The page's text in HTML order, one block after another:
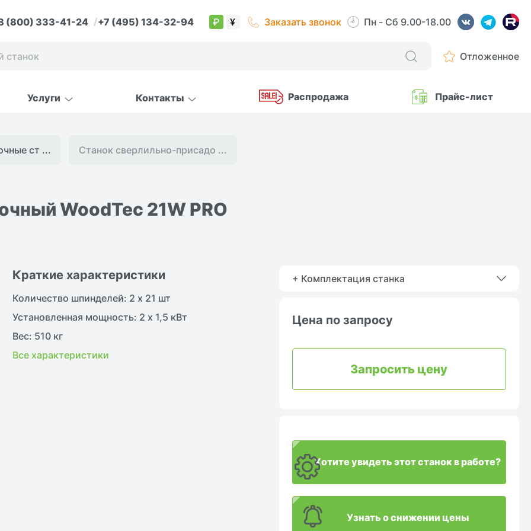
(800) 333-41-24 +7 (495) 134-32-94 ₽ ¥ Заказать звонок Пн - Сб 9.00-18.00
Отложенное
Услуги Контакты Распродажа Прайс-лист
ст ... Станок сверлильно-присадо ...
WoodTec 21W PRO
Краткие характеристики
Количество шпинделей: 2 х 21 шт
Установленная мощность: 2 х 1,5 кВт
Вес: 510 кг
Все характеристики
+ Комплектация станка
Цена по запросу
Запросить цену
Хотите увидеть этот станок в работе?
Узнать о снижении цены